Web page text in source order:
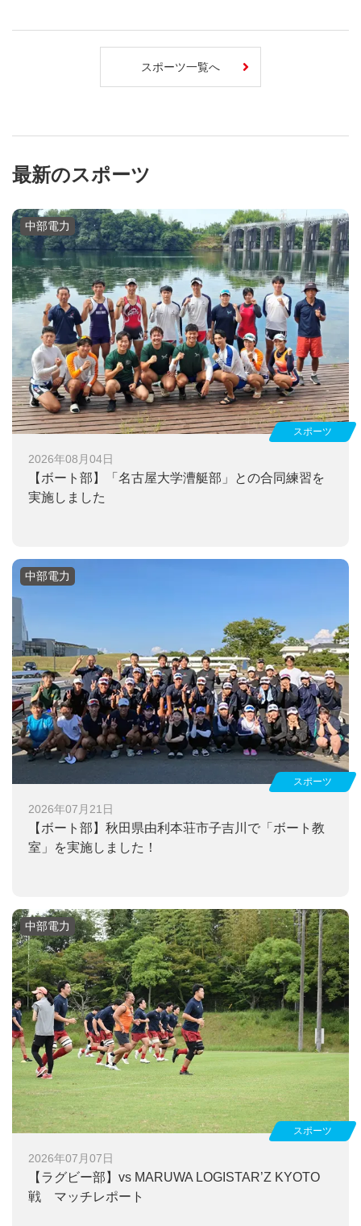
スポーツ一覧へ
最新のスポーツ
2026年08月04日
【ボート部】
「名古屋大学漕艇部」との合同練習を
実施しました
スポーツ
中部電力
2026年07月21日
【ボート部】 秋田県由利本荘市子吉川で「ボート教
室」を実施しました！
スポーツ
中部電力
2026年07月07日
【ラグビー部】 vs MARUWA LOGISTAR’Z KYOTO
戦 マッチレポート
スポーツ
中部電力